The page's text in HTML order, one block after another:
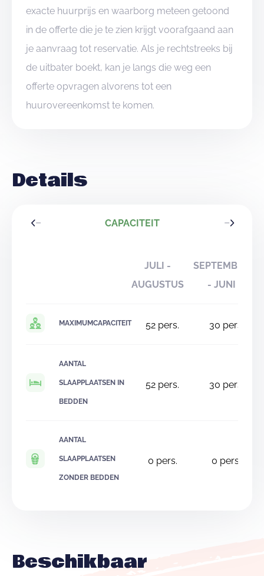
exacte huurprijs en waarborg meteen getoond
in de offerte die je te zien krijgt voorafgaand aan
je aanvraag tot reservatie. Als je rechtstreeks bij
de uitbater boekt, kan je langs die weg een
offerte opvragen alvorens tot een
huurovereenkomst te komen.
Details
CAPACITEIT
JULI -
AUGUSTUS
SEPTEMBER
- JUNI
MAXIMUMCAPACITEIT 52 pers. 30 pers.
AANTAL
SLAAPPLAATSEN IN
BEDDEN
52 pers. 30 pers.
AANTAL
SLAAPPLAATSEN
ZONDER BEDDEN
0 pers. 0 pers.
Beschikbaar